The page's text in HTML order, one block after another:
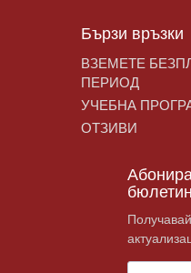
Бързи връзки
ВЗЕМЕТЕ
ПЕРИОД
УЧЕБНА
ОТЗИВИ
бюлетин